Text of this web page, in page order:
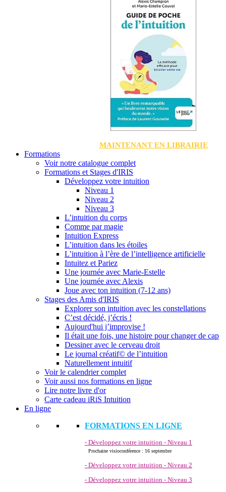
MAINTENANT EN LIBRAIRIE
Formations
Voir notre catalogue complet
Formations et Stages d'IRIS
Développez votre intuition
Niveau 1
Niveau 2
Niveau 3
L’intuition du corps
Comme par magie
Intuition Express
L’intuition dans les étoiles
L’intuition à l’ère de l’intelligence artificielle
Intuitez et Pariez
Une journée avec Marie-Estelle
Une journée avec Alexis
Joue avec ton intuition (7-12 ans)
Stages des Amis d'IRIS
Explorer son intuition avec les constellations
C’est décidé, j’écris !
Aujourd'hui j’improvise !
Il était une fois, une histoire pour changer de cap
Dessiner avec le cerveau droit
Le journal créatif© de l’intuition
Naturellement intuitif
Voir le calendrier complet
Voir aussi nos formations en ligne
Lire notre livre d'or
Carte cadeau iRiS Intuition
En ligne
FORMATIONS EN LIGNE
- Développez votre intuition - Niveau 1
Prochaine visioconférence : 16 septembre
- Développez votre intuition - Niveau 2
- Développez votre intuition - Niveau 3